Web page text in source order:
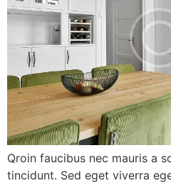
Qroin faucibus nec mauris a
tincidunt. Sed eget viverra